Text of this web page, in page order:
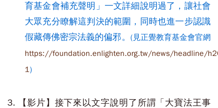
育基金會補充聲明」一文詳細說明過了，讓社會
大眾充分瞭解這判決的範圍，同時也進一步認識
假藏傳佛密宗法義的偏邪。 (見正覺教育基金會官網
https://foundation.enlighten.org.tw/news/headline/
1)
3. 【影片】接下來以文字說明了所謂「大寶法王事